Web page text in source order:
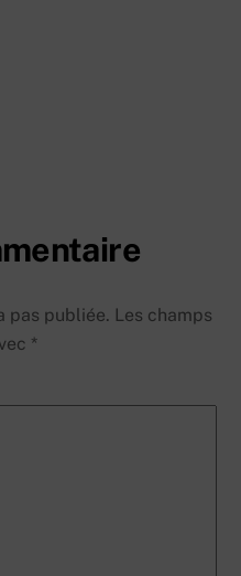
pas publiée. Les champs
*